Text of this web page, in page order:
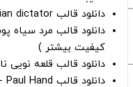
دانلود قالب kylian dictator
کیفیت بیشتر )
دانلود قالب قلعه نویی
دانلود قالب Oh Kevin De Bruyne - Paul Hand